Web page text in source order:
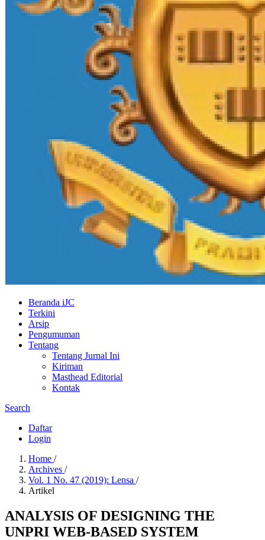
Beranda iJC
Terkini
Arsip
Pengumuman
Tentang
Tentang Jurnal Ini
Kiriman
Masthead Editorial
Kontak
Search
Daftar
Login
Home /
Archives /
Vol. 1 No. 47 (2019): Lensa /
Artikel
ANALYSIS OF DESIGNING THE
UNPRI WEB-BASED SYSTEM